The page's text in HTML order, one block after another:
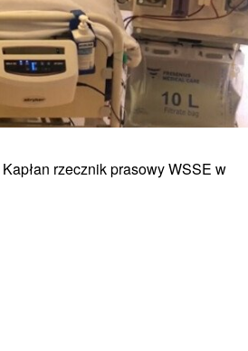
rzecznik prasowy WSSE w